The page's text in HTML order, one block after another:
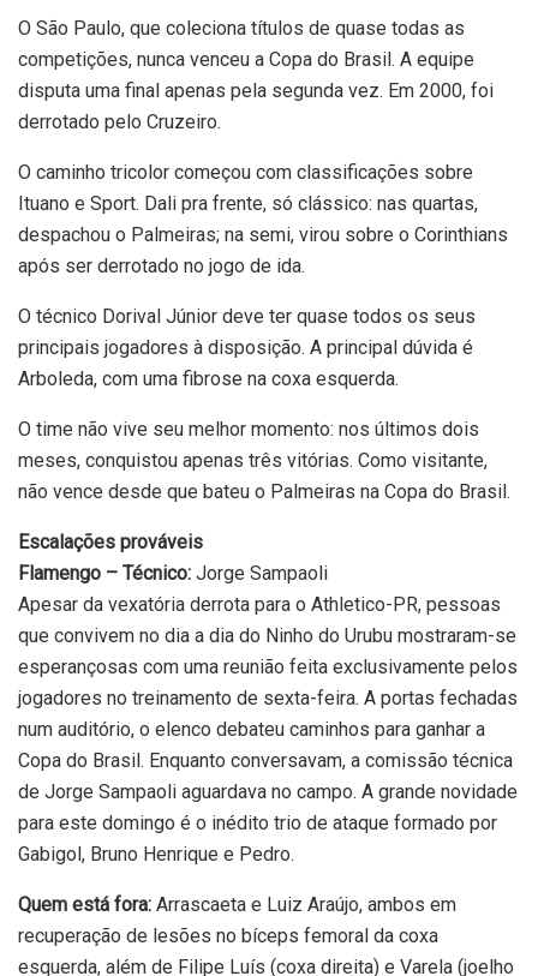
O São Paulo, que coleciona títulos de quase todas as
competições, nunca venceu a Copa do Brasil. A equipe
disputa uma final apenas pela segunda vez. Em 2000, foi
derrotado pelo Cruzeiro.
O caminho tricolor começou com classificações sobre
Ituano e Sport. Dali pra frente, só clássico: nas quartas,
despachou o Palmeiras; na semi, virou sobre o Corinthians
após ser derrotado no jogo de ida.
O técnico Dorival Júnior deve ter quase todos os seus
principais jogadores à disposição. A principal dúvida é
Arboleda, com uma fibrose na coxa esquerda.
O time não vive seu melhor momento: nos últimos dois
meses, conquistou apenas três vitórias. Como visitante,
não vence desde que bateu o Palmeiras na Copa do Brasil.
Escalações prováveis
Flamengo – Técnico: Jorge Sampaoli
Apesar da vexatória derrota para o Athletico-PR, pessoas
que convivem no dia a dia do Ninho do Urubu mostraram-se
esperançosas com uma reunião feita exclusivamente pelos
jogadores no treinamento de sexta-feira. A portas fechadas
num auditório, o elenco debateu caminhos para ganhar a
Copa do Brasil. Enquanto conversavam, a comissão técnica
de Jorge Sampaoli aguardava no campo. A grande novidade
para este domingo é o inédito trio de ataque formado por
Gabigol, Bruno Henrique e Pedro.
Quem está fora: Arrascaeta e Luiz Araújo, ambos em
recuperação de lesões no bíceps femoral da coxa
esquerda, além de Filipe Luís (coxa direita) e Varela (joelho